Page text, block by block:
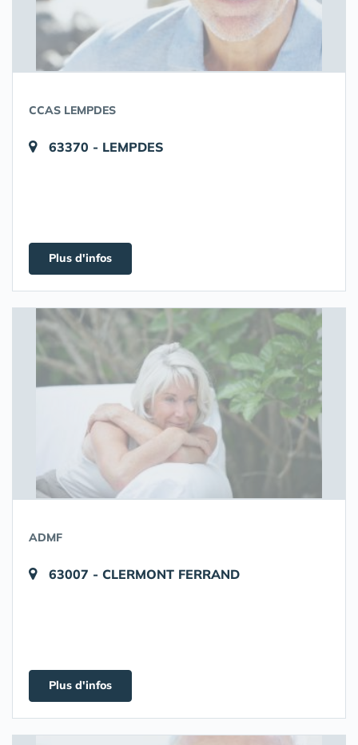
CCAS LEMPDES
63370 - LEMPDES
Plus d'infos
ADMF
63007 - CLERMONT FERRAND
Plus d'infos